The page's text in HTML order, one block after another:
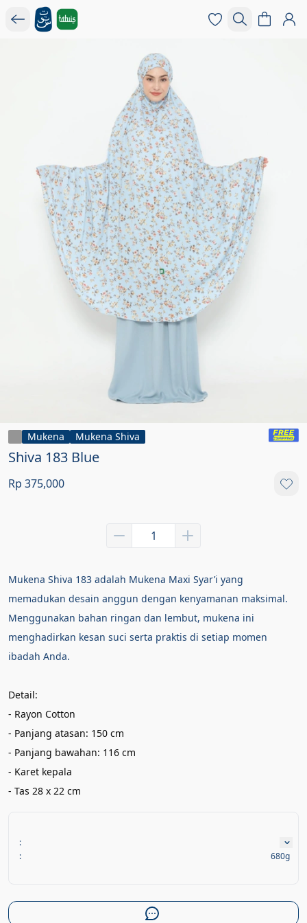
Mukena Mukena Shiva
Shiva 183 Blue
Rp 375,000
Mukena Shiva 183 adalah Mukena Maxi Syar’i yang
memadukan desain anggun dengan kenyamanan maksimal.
Menggunakan bahan ringan dan lembut, mukena ini
menghadirkan kesan suci serta praktis di setiap momen
ibadah Anda.
Detail:
- Rayon Cotton
- Panjang atasan: 150 cm
- Panjang bawahan: 116 cm
- Karet kepala
- Tas 28 x 22 cm
:
:
680g